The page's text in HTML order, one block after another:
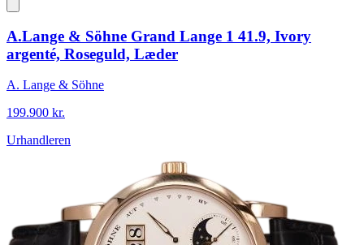
A.Lange & Söhne Grand Lange 1 41.9, Ivory
argenté, Roseguld, Læder
A. Lange & Söhne
199.900 kr.
Urhandleren